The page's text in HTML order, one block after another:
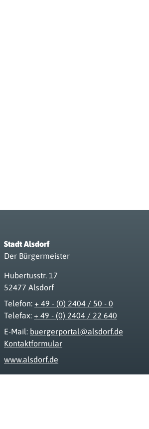
Stadt Alsdorf
Der Bürgermeister
Hubertusstr. 17
52477 Alsdorf
Telefon: + 49 - (0) 2404 / 50 - 0
Telefax: + 49 - (0) 2404 / 22 640
E-Mail: buergerportal@alsdorf.de
Kontaktformular
www.alsdorf.de